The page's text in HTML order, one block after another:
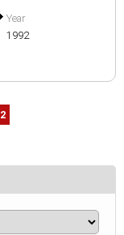
Year
1992
2